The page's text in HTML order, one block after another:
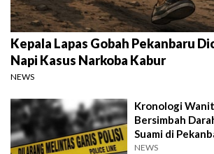
Kepala Lapas Gobah Pekanbaru
Napi Kasus Narkoba Kabur
NEWS
Kronologi
Bersimbah
Suami di
NEWS